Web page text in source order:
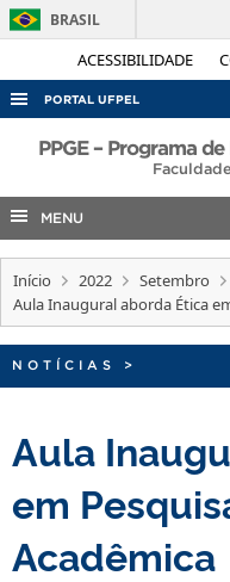
ACESSIBILIDADE
BRASIL
PORTAL UFPEL
ACESSO À INFORMAÇÃO
COBALTO
CONCURSOS
EDITAIS
INTERNACIONAL
TELEFONES
PPGE – Programa
MENU
Início 2022 Setembro
Aula Inaugural aborda Ética
NOTÍCIAS >
Aula
em
Acadêmica